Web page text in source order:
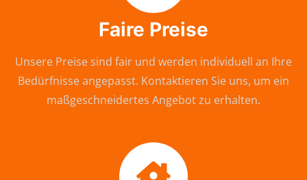
Faire Preise
Unsere Preise sind fair und werden individuell an Ihre
Bedürfnisse angepasst. Kontaktieren Sie uns, um ein
maßgeschneidertes Angebot zu erhalten.